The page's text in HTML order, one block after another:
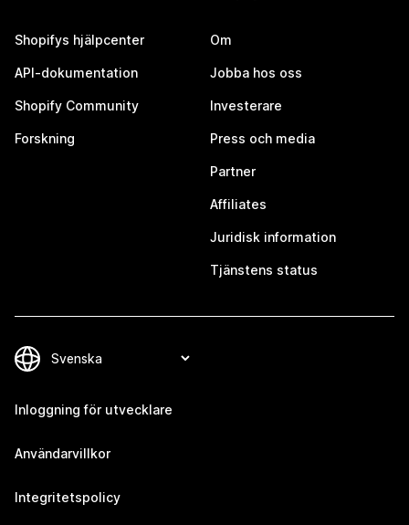
Shopifys hjälpcenter
API-dokumentation
Shopify Community
Forskning
Om
Jobba hos oss
Investerare
Press och media
Partner
Affiliates
Juridisk information
Tjänstens status
Inloggning för utvecklare
Användarvillkor
Integritetspolicy